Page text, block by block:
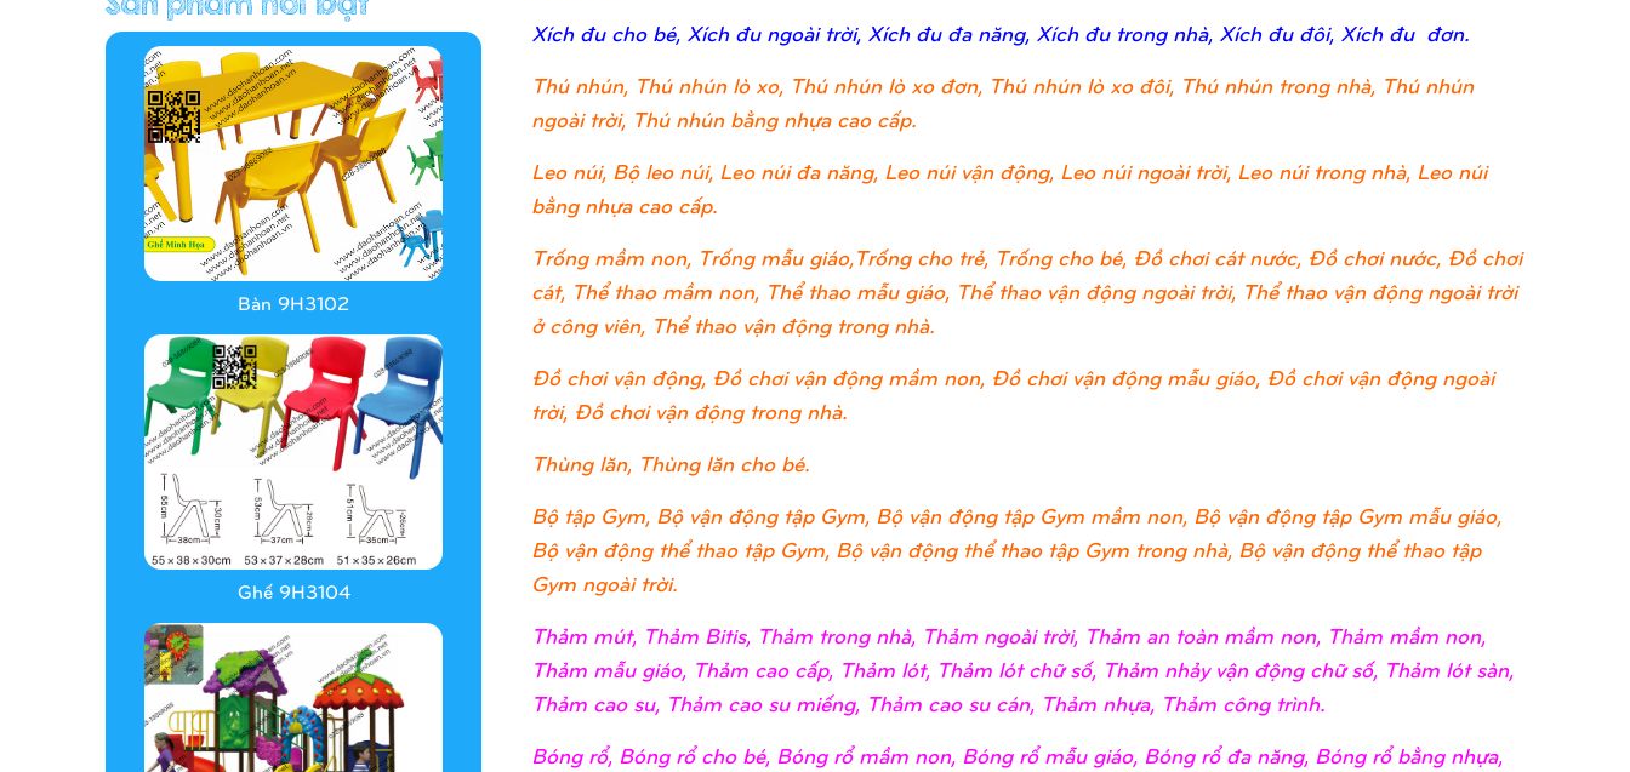
Hàng rào/nhà banh 9H5412
Bàn 9H3102
Ghế 9H3104
Xích đu cho bé, Xích đu ngoài trời, Xích đu đa năng, Xích đu trong nhà, Xích đu đôi, Xích đu đơn.
Thú nhún, Thú nhún lò xo, Thú nhún lò xo đơn, Thú nhún lò xo đôi, Thú nhún trong nhà, Thú nhún
ngoài trời, Thú nhún bằng nhựa cao cấp.
Leo núi, Bộ leo núi, Leo núi đa năng, Leo núi vận động, Leo núi ngoài trời, Leo núi trong nhà, Leo núi
bằng nhựa cao cấp.
Trống mầm non, Trống mẫu giáo,Trống cho trẻ, Trống cho bé, Đồ chơi cát nước, Đồ chơi nước, Đồ chơi
cát, Thể thao mầm non, Thể thao mẫu giáo, Thể thao vận động ngoài trời, Thể thao vận động ngoài trời
ở công viên, Thể thao vận động trong nhà.
Đồ chơi vận động, Đồ chơi vận động mầm non, Đồ chơi vận động mẫu giáo, Đồ chơi vận động ngoài
trời, Đồ chơi vận động trong nhà.
Thùng lăn, Thùng lăn cho bé.
Bộ tập Gym, Bộ vận động tập Gym, Bộ vận động tập Gym mầm non, Bộ vận động tập Gym mẫu giáo,
Bộ vận động thể thao tập Gym, Bộ vận động thể thao tập Gym trong nhà, Bộ vận động thể thao tập
Gym ngoài trời.
Thảm mút, Thảm Bitis, Thảm trong nhà, Thảm ngoài trời, Thảm an toàn mầm non, Thảm mầm non,
Thảm mẫu giáo, Thảm cao cấp, Thảm lót, Thảm lót chữ số, Thảm nhảy vận động chữ số, Thảm lót sàn,
Thảm cao su, Thảm cao su miếng, Thảm cao su cán, Thảm nhựa, Thảm công trình.
Bóng rổ, Bóng rổ cho bé, Bóng rổ mầm non, Bóng rổ mẫu giáo, Bóng rổ đa năng, Bóng rổ bằng nhựa,